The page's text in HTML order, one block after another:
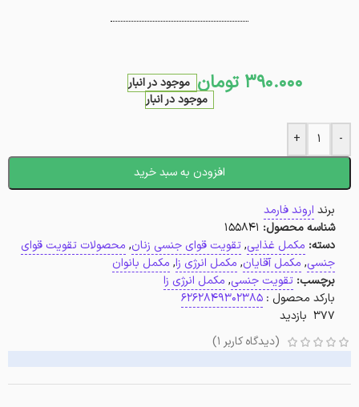
390.000 تومان موجود در انبار
موجود در انبار
-
+
افزودن به سبد خرید
برند اروند فارمد
شناسه محصول: 155841
دسته: مکمل غذایی,تقویت قوای جنسی زنان, محصولات تقویت قوای
جنسی, مکمل آقایان, مکمل انرژی زا, مکمل بانوان
برچسب: تقویت جنسی, مکمل انرژی زا
بارکد محصول : 6262849302385
377 بازدید
(دیدگاه کاربر 1
)